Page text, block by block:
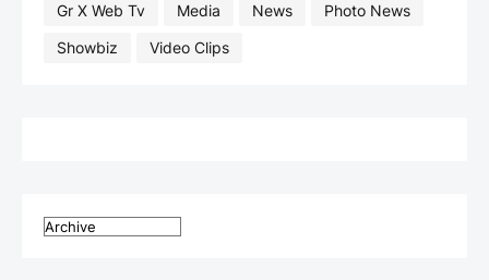
Gr X Web Tv Media News
Photo News
Showbiz
Video Clips